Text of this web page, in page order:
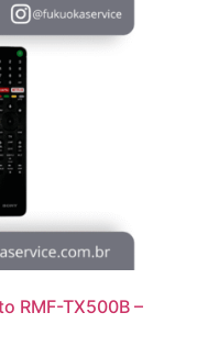
RMF-TX500B –